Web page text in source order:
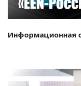
Информационная